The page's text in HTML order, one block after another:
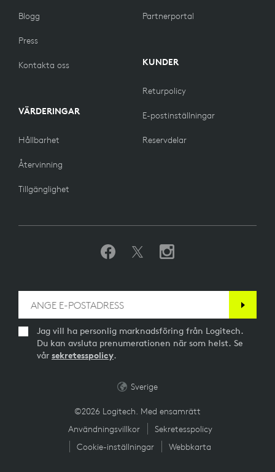
Blogg
Press
Kontakta oss
VÄRDERINGAR
Hållbarhet
Återvinning
Tillgänglighet
Partnerportal
KUNDER
Returpolicy
E-postinställningar
Reservdelar
Jag vill ha personlig marknadsföring från Logitech.
Du kan avsluta prenumerationen när som helst. Se
vår sekretesspolicy.
©2026 Logitech. Med ensamrätt
Användningsvillkor
Sekretesspolicy
Cookie-inställningar
Webbkarta
Sverige